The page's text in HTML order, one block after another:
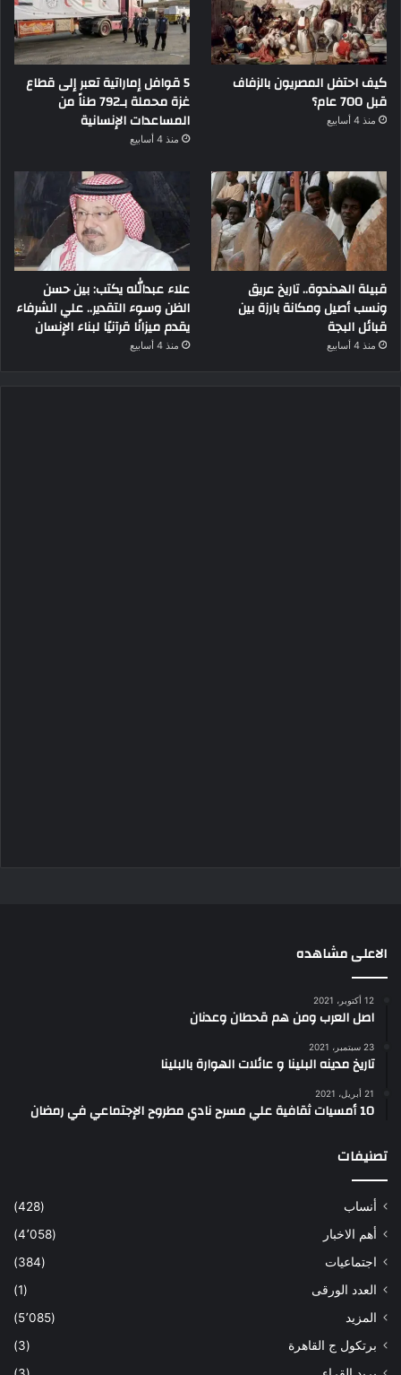
كيف احتفل المصريون بالزفاف
قبل 700 عام؟
منذ 4 أسابيع
5 قوافل إماراتية تعبر إلى قطاع
غزة محملة بـ792 طناً من
المساعدات الإنسانية
منذ 4 أسابيع
قبيلة الهدندوة.. تاريخ عريق
ونسب أصيل ومكانة بارزة بين
قبائل البجة
منذ 4 أسابيع
علاء عبدالله يكتب: بين حسن
الظن وسوء التقدير.. علي الشرفاء
يقدم ميزانًا قرآنيًا لبناء الإنسان
منذ 4 أسابيع
الاعلى مشاهده
12 أكتوبر، 2021
اصل العرب ومن هم قحطان وعدنان
23 سبتمبر، 2021
تاريخ مدينه البلينا و عائلات الهوارة بالبلينا
21 أبريل، 2021
10 أمسيات ثقافية علي مسرح نادي مطروح الإجتماعي في رمضان
تصنيفات
أنساب
(428)
أهم الاخبار
(4٬058)
اجتماعيات
(384)
العدد الورقى
(1)
المزيد
(5٬085)
برتكول ج القاهرة
(3)